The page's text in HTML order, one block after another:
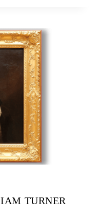
TURNER